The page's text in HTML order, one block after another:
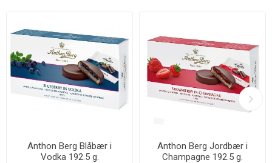
Anthon Berg Blåbær i
Vodka 192.5 g.
Anthon Berg Jordbær i
Champagne 192.5 g.